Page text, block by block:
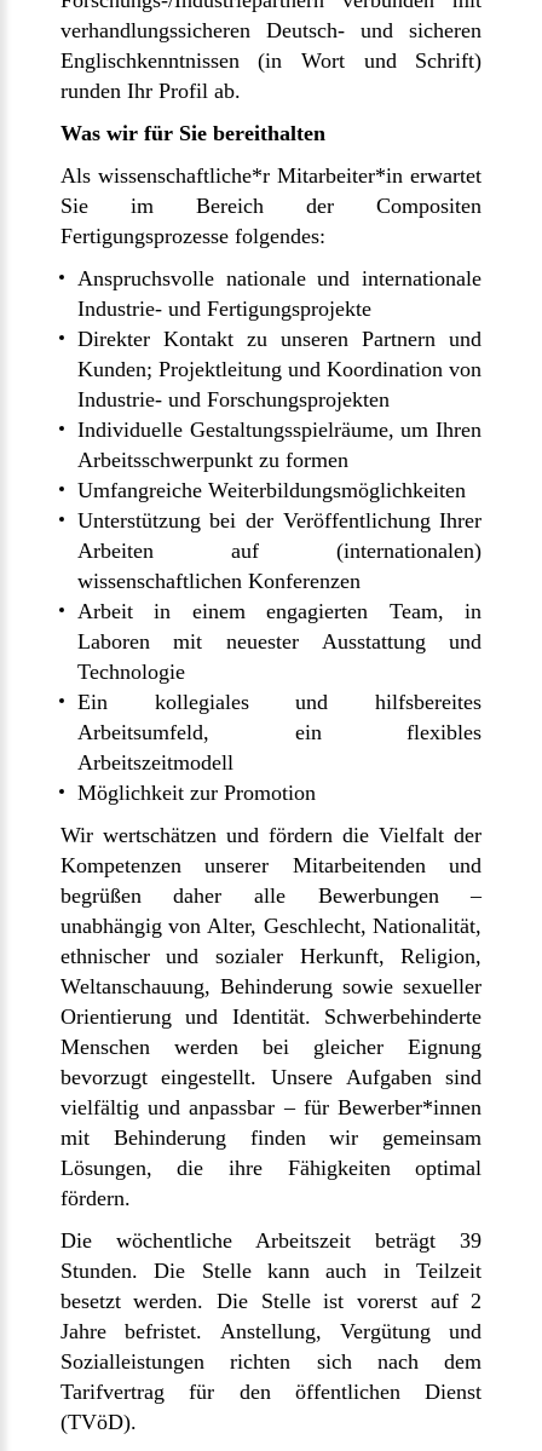
verhandlungssicheren Deutsch- und sicheren
Englischkenntnissen (in Wort und Schrift)
runden Ihr Profil ab.
Was wir für Sie bereithalten
Als wissenschaftliche*r Mitarbeiter*in erwartet
Sie im Bereich der Compositen
Fertigungsprozesse folgendes:
Anspruchsvolle nationale und internationale
Industrie- und Fertigungsprojekte
Direkter Kontakt zu unseren Partnern und
Kunden; Projektleitung und Koordination von
Industrie- und Forschungsprojekten
Individuelle Gestaltungsspielräume, um Ihren
Arbeitsschwerpunkt zu formen
Umfangreiche Weiterbildungsmöglichkeiten
Unterstützung bei der Veröffentlichung Ihrer
Arbeiten auf (internationalen)
wissenschaftlichen Konferenzen
Arbeit in einem engagierten Team, in
Laboren mit neuester Ausstattung und
Technologie
Ein kollegiales und hilfsbereites
Arbeitsumfeld, ein flexibles
Arbeitszeitmodell
Möglichkeit zur Promotion
Wir wertschätzen und fördern die Vielfalt der
Kompetenzen unserer Mitarbeitenden und
begrüßen daher alle Bewerbungen –
unabhängig von Alter, Geschlecht, Nationalität,
ethnischer und sozialer Herkunft, Religion,
Weltanschauung, Behinderung sowie sexueller
Orientierung und Identität. Schwerbehinderte
Menschen werden bei gleicher Eignung
bevorzugt eingestellt. Unsere Aufgaben sind
vielfältig und anpassbar – für Bewerber*innen
mit Behinderung finden wir gemeinsam
Lösungen, die ihre Fähigkeiten optimal
fördern.
Die wöchentliche Arbeitszeit beträgt 39
Stunden. Die Stelle kann auch in Teilzeit
besetzt werden. Die Stelle ist vorerst auf 2
Jahre befristet. Anstellung, Vergütung und
Sozialleistungen richten sich nach dem
Tarifvertrag für den öffentlichen Dienst
(TVöD).